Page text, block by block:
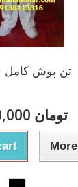
تن پوش
6,500,000 تومان
More